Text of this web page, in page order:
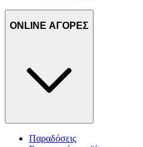
ONLINE ΑΓΟΡΕΣ
Παραδόσεις